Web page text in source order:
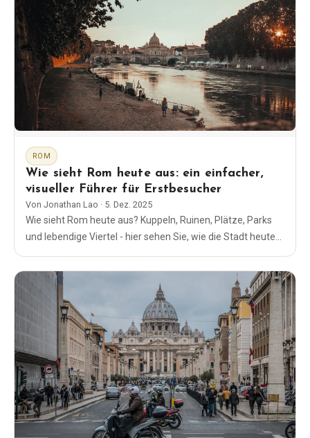
License Plates
Über uns
EN DE ES FR IT
ROM
Wie sieht Rom heute aus: ein einfacher,
visueller Führer für Erstbesucher
Von Jonathan Lao · 5. Dez. 2025
Wie sieht Rom heute aus? Kuppeln, Ruinen, Plätze, Parks
und lebendige Viertel - hier sehen Sie, wie die Stadt heute
aussieht, mit einfachen Tipps für Ihren Besuch.